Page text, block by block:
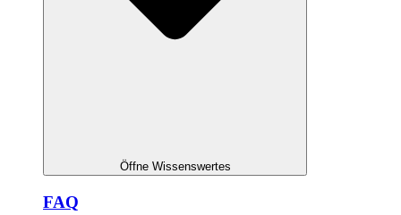
Öffne Wissenswertes
FAQ